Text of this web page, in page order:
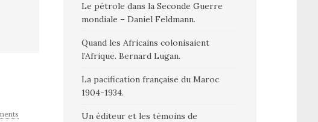
Le pétrole dans la Seconde Guerre
mondiale – Daniel Feldmann.
Quand les Africains colonisaient
l’Afrique. Bernard Lugan.
La pacification française du Maroc
1904-1934.
Un éditeur et les témoins de